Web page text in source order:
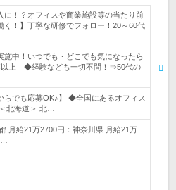
に！？オフィスや商業施設等の当たり前
く！】丁寧な研修でフォロー！20～60代
施中！いつでも・どこでも気になったら
以上 ◆経験なども一切不問！⇒50代の
らでも応募OK♪】 ◆全国にあるオフィス
北海道＞ 北…
月給21万2700円：神奈川県 月給21万